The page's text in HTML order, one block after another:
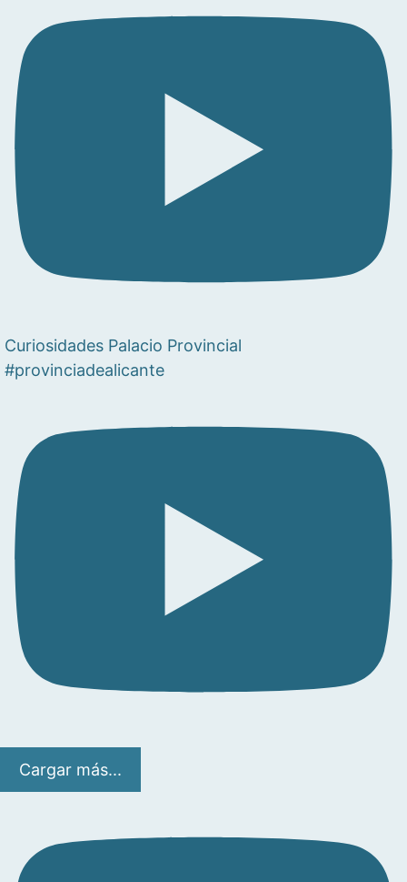
Curiosidades Palacio Provincial
#provinciadealicante
Cargar más...